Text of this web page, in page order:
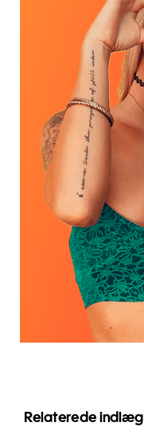
Relaterede indlæg